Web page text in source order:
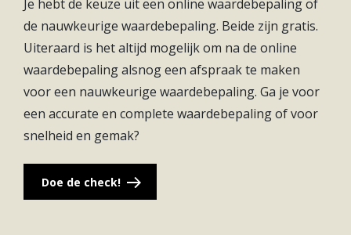
Je hebt de keuze uit een online waardebepaling of
de nauwkeurige waardebepaling. Beide zijn gratis.
Uiteraard is het altijd mogelijk om na de online
waardebepaling alsnog een afspraak te maken
voor een nauwkeurige waardebepaling. Ga je voor
een accurate en complete waardebepaling of voor
snelheid en gemak?
Doe de check!